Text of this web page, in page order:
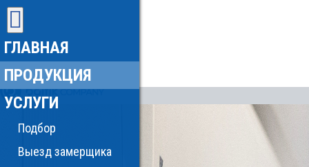
ГЛАВНАЯ
ПРОДУКЦИЯ
УСЛУГИ
Подбор
Выезд замерщика